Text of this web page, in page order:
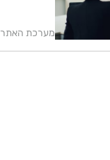
מערכת האתר